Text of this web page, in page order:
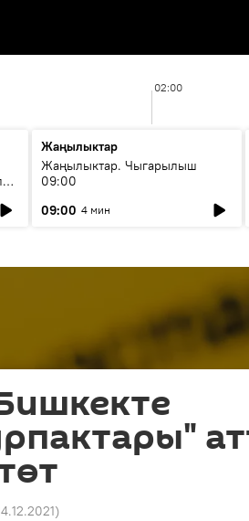
02:00
Жаңылыктар
Жаңылыктар. Чыгарылыш
09:00
09:00 4 мин
)